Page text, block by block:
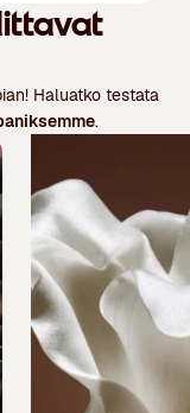
Haluatko testata
.